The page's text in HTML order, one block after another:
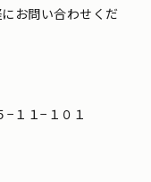
お問い合わせくだ
１１−１０１